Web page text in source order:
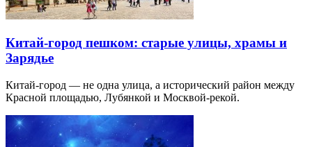
Китай-город пешком: старые улицы, храмы и
Зарядье
Китай-город — не одна улица, а исторический район между
Красной площадью, Лубянкой и Москвой-рекой.